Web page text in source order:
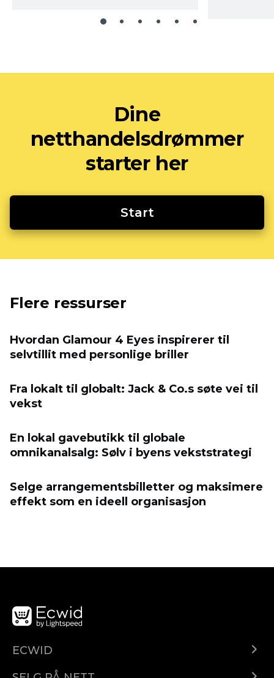
Dine
netthandelsdrømmer
starter her
Start
Flere ressurser
Hvordan Glamour 4 Eyes inspirerer til
selvtillit med personlige briller
Fra lokalt til globalt: Jack & Co.s søte vei til
vekst
En lokal gavebutikk til globale
omnikanalsalg: Sølv i byens vekststrategi
Selge arrangementsbilletter og maksimere
effekt som en ideell organisasjon
ECWID